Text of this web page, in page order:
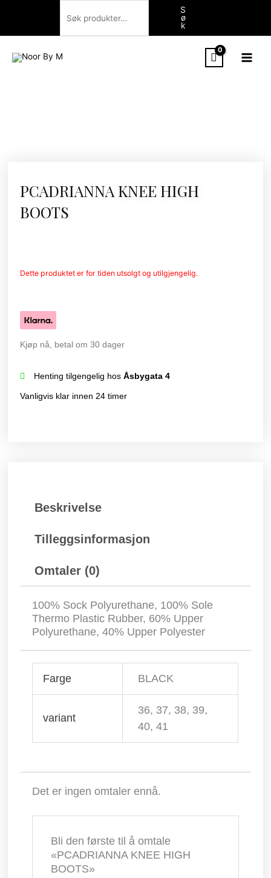
S
ø
k
PCADRIANNA KNEE HIGH
BOOTS
Dette produktet er for tiden utsolgt og utilgjengelig.
Kjøp nå, betal om 30 dager
Henting tilgengelig hos Åsbygata 4
Vanligvis klar innen 24 timer
Beskrivelse
Tilleggsinformasjon
Omtaler (0)
100% Sock Polyurethane, 100% Sole
Thermo Plastic Rubber, 60% Upper
Polyurethane, 40% Upper Polyester
Farge BLACK
variant
36, 37, 38, 39,
40, 41
Det er ingen omtaler ennå.
Bli den første til å omtale
«PCADRIANNA KNEE HIGH
BOOTS»